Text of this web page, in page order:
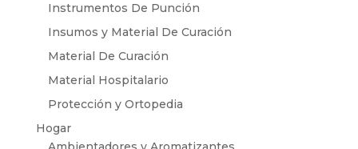
Instrumentos De Punción
Insumos y Material De Curación
Material De Curación
Material Hospitalario
Protección y Ortopedia
Hogar